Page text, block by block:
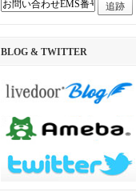
追跡
BLOG & TWITTER